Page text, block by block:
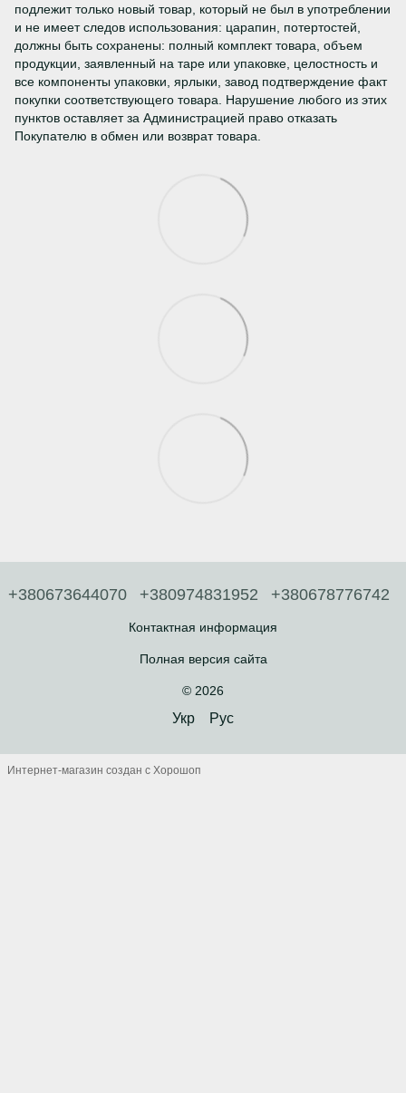
подлежит только новый товар, который не был в употреблении
и не имеет следов использования: царапин, потертостей,
должны быть сохранены: полный комплект товара, объем
продукции, заявленный на таре или упаковке, целостность и
все компоненты упаковки, ярлыки, завод подтверждение факт
покупки соответствующего товара. Нарушение любого из этих
пунктов оставляет за Администрацией право отказать
Покупателю в обмен или возврат товара.
+380673644070 +380974831952 +380678776742
Контактная информация
Полная версия сайта
© 2026
Укр Рус
Интернет-магазин создан с Хорошоп